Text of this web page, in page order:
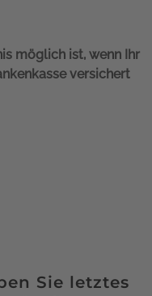
möglich ist, wenn Ihr
versichert
Sie letztes